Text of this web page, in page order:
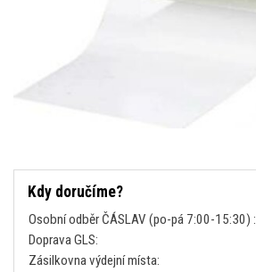
Kdy doručíme?
Osobní odběr ČÁSLAV (po-pá 7:00-15:30) :
Doprava GLS:
Zásilkovna výdejní místa: